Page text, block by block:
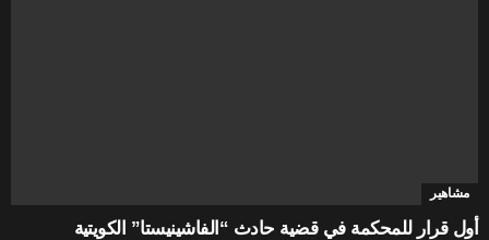
مشاهير
أول قرار للمحكمة في قضية حادث “الفاشينيستا” الكويتية